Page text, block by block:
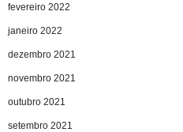
fevereiro 2022
janeiro 2022
dezembro 2021
novembro 2021
outubro 2021
setembro 2021